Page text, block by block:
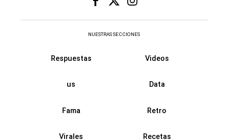
NUESTRAS SECCIONES
Respuestas Videos
us Data
Fama Retro
Virales Recetas